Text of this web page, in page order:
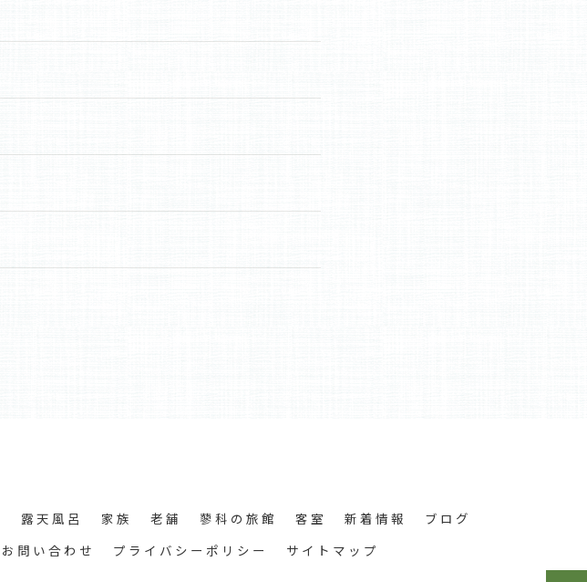
露天風呂 家族 老舗 蓼科の旅館 客室 新着情報
ブログ
お問い合わせ プライバシーポリシー サイトマップ